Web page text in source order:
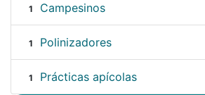
1 Campesinos
1 Polinizadores
1 Prácticas apícolas